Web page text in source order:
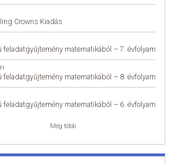
Crowns Kiadás
feladatgyűjtemény matematikából – 7. évfolyam
feladatgyűjtemény matematikából – 8. évfolyam
feladatgyűjtemény matematikából – 6. évfolyam
Még több